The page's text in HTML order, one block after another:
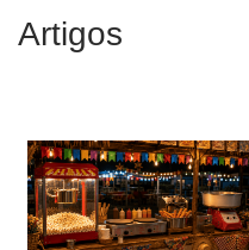
Artigos